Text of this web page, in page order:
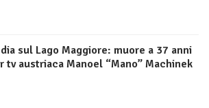
sul Lago Maggiore: muore a 37 anni
tv austriaca Manoel “Mano” Machinek